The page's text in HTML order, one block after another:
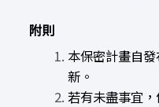
附則
本保密計畫自
新。
若有未盡事宜